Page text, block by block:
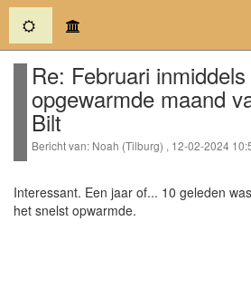
(current)
Re: Februari
opgewarmde maand
Bilt
Bericht van: Noah (Tilburg) , 12-02-2024
Interessant. Een jaar of... 10 geleden
het snelst opwarmde.